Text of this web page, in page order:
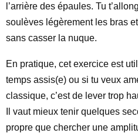
l’arrière des épaules. Tu
soulèves légèrement les bras
sans casser la nuque.
En pratique, cet exercice est
temps assis(e) ou si tu veux
classique, c’est de lever trop
Il vaut mieux tenir quelques
propre que chercher une